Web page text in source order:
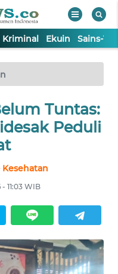
Kriminal Ekuin Sains-
Tuntas:
Peduli
11:03 WIB